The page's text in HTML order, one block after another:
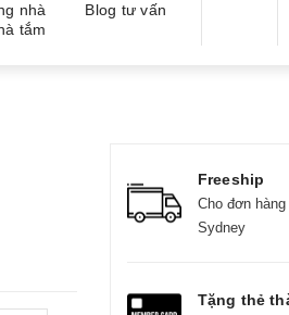
nhà
tắm
Blog tư vấn
Freeship
Cho đơn hàng
Sydney
Tặng thẻ